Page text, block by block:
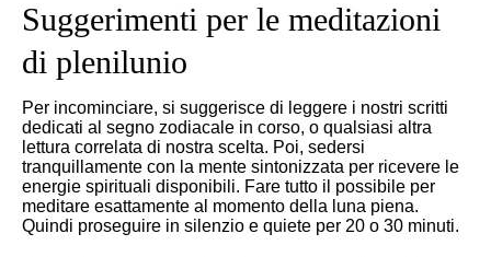
Suggerimenti per le meditazioni
di plenilunio
Per incominciare, si suggerisce di leggere i nostri scritti
dedicati al segno zodiacale in corso, o qualsiasi altra
lettura correlata di nostra scelta. Poi, sedersi
tranquillamente con la mente sintonizzata per ricevere le
energie spirituali disponibili. Fare tutto il possibile per
meditare esattamente al momento della luna piena.
Quindi proseguire in silenzio e quiete per 20 o 30 minuti.